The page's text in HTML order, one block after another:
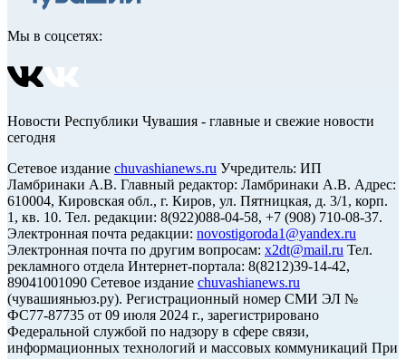
Мы в соцсетях:
Новости Республики Чувашия - главные и свежие новости
сегодня
Сетевое издание chuvashianews.ru Учредитель: ИП
Ламбринаки А.В. Главный редактор: Ламбринаки А.В. Адрес:
610004, Кировская обл., г. Киров, ул. Пятницкая, д. 3/1, корп.
1, кв. 10. Тел. редакции: 8(922)088-04-58, +7 (908) 710-08-37.
Электронная почта редакции: novostigoroda1@yandex.ru
Электронная почта по другим вопросам: x2dt@mail.ru Тел.
рекламного отдела Интернет-портала: 8(8212)39-14-42,
89041001090 Сетевое издание chuvashianews.ru
(чувашияньюз.ру). Регистрационный номер СМИ ЭЛ №
ФС77-87735 от 09 июля 2024 г., зарегистрировано
Федеральной службой по надзору в сфере связи,
информационных технологий и массовых коммуникаций При